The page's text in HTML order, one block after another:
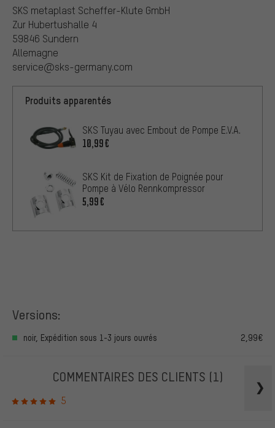
SKS metaplast Scheffer-Klute GmbH
Zur Hubertushalle 4
59846 Sundern
Allemagne
service@sks-germany.com
Produits apparentés
SKS Tuyau avec Embout de Pompe E.V.A.
10,99€
SKS Kit de Fixation de Poignée pour
Pompe à Vélo Rennkompressor
5,99€
Versions:
noir, Expédition sous 1-3 jours ouvrés 2,99€
COMMENTAIRES DES CLIENTS (1)
5